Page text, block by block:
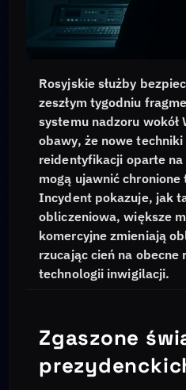
Rosyjskie służby
zeszłym tygodniu
systemu nadzoru wokół
obawy, że nowe
reidentyfikacji oparte
mogą ujawnić
Incydent pokazuje, jak
obliczeniowa, większe
komercyjne zmieniają
rzucając cień na
technologii inwigilacji.
Zgaszone